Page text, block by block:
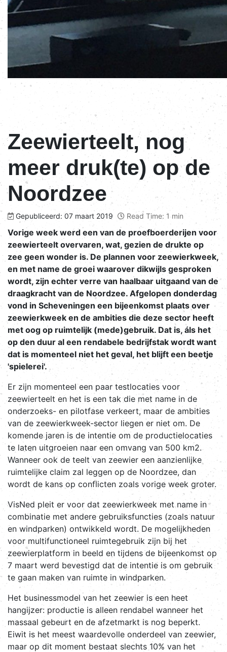
Zeewierteelt, nog
meer druk(te) op de
Noordzee
Gepubliceerd: 07 maart 2019 Read Time: 1 min
Vorige week werd een van de proefboerderijen voor
zeewierteelt overvaren, wat, gezien de drukte op
zee geen wonder is. De plannen voor zeewierkweek,
en met name de groei waarover dikwijls gesproken
wordt, zijn echter verre van haalbaar uitgaand van de
draagkracht van de Noordzee. Afgelopen donderdag
vond in Scheveningen een bijeenkomst plaats over
zeewierkweek en de ambities die deze sector heeft
met oog op ruimtelijk (mede)gebruik. Dat is, áls het
op den duur al een rendabele bedrijfstak wordt want
dat is momenteel niet het geval, het blijft een beetje
'spielerei'.
Er zijn momenteel een paar testlocaties voor
zeewierteelt en het is een tak die met name in de
onderzoeks- en pilotfase verkeert, maar de ambities
van de zeewierkweek-sector liegen er niet om. De
komende jaren is de intentie om de productielocaties
te laten uitgroeien naar een omvang van 500 km2.
Wanneer ook de teelt van zeewier een aanzienlijke
ruimtelijke claim zal leggen op de Noordzee, dan
wordt de kans op conflicten zoals vorige week groter.
VisNed pleit er voor dat zeewierkweek met name in
combinatie met andere gebruiksfuncties (zoals natuur
en windparken) ontwikkeld wordt. De mogelijkheden
voor multifunctioneel ruimtegebruik zijn bij het
zeewierplatform in beeld en tijdens de bijeenkomst op
7 maart werd bevestigd dat de intentie is om gebruik
te gaan maken van ruimte in windparken.
Het businessmodel van het zeewier is een heet
hangijzer: productie is alleen rendabel wanneer het
massaal gebeurt en de afzetmarkt is nog beperkt.
Eiwit is het meest waardevolle onderdeel van zeewier,
maar op dit moment bestaat slechts 10% van het